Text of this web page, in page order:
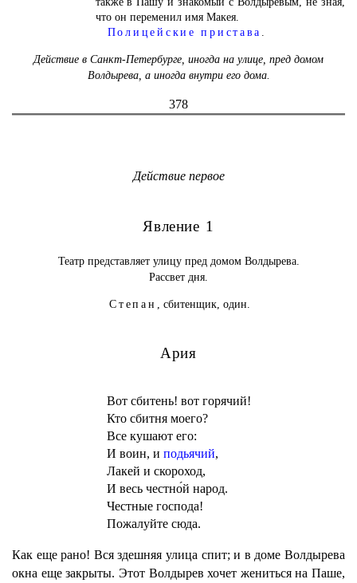
что он переменил имя Макея.
Полицейские пристава
Действие в Санкт-Петербурге, иногда на улице, пред домом
Волдырева, а иногда внутри его дома.
378
Действие первое
Явление 1
Театр представляет улицу пред домом Волдырева.
Рассвет дня.
Степан, сбитенщик, один.
Ария
Вот сбитень! вот горячий!
Кто сбитня моего?
Все кушают его:
И воин, и подьячий,
Лакей и скороход,
И весь честно́й народ.
Честные господа!
Пожалуйте сюда.
Как еще рано! Вся здешняя улица спит; и в доме Волдырева
окна еще закрыты. Этот Волдырев хочет жениться на Паше,